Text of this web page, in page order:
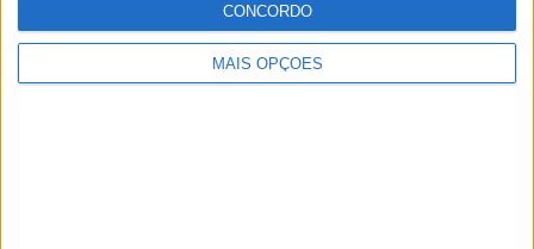
MAIS OPÇÕES
CONCORDO
Publicidade